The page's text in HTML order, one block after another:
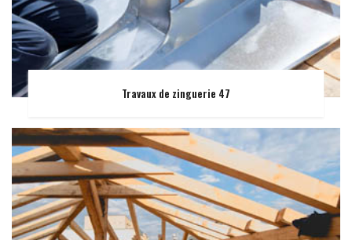
Travaux de zinguerie 47